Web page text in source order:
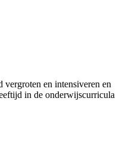
en intensiveren en
in de onderwijscurricula